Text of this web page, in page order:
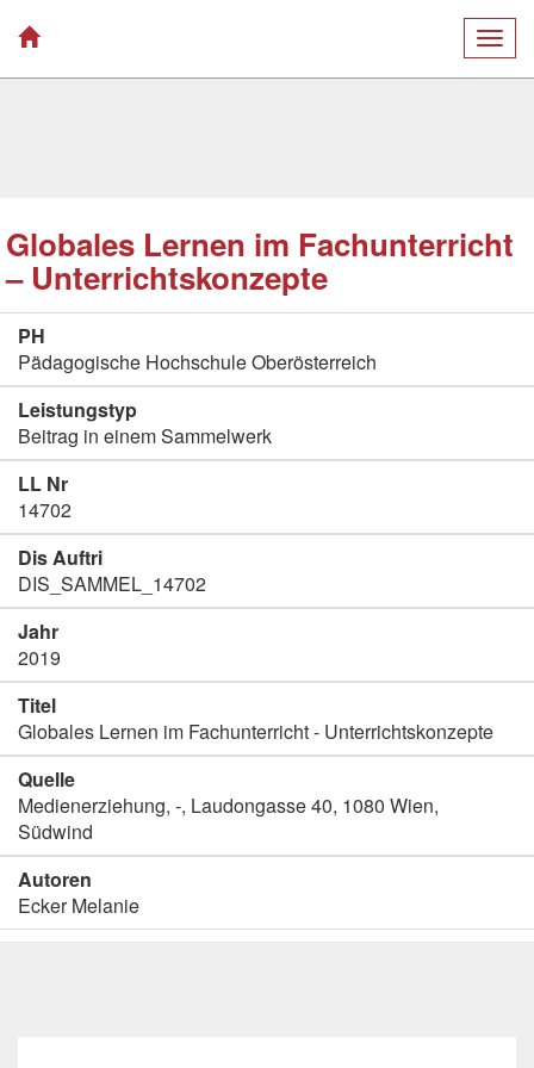
Globales Lernen im Fachunterricht
– Unterrichtskonzepte
PH
Pädagogische Hochschule Oberösterreich
Leistungstyp
Beitrag in einem Sammelwerk
LL Nr
14702
Dis Auftri
DIS_SAMMEL_14702
Jahr
2019
Titel
Globales Lernen im Fachunterricht - Unterrichtskonzepte
Quelle
Medienerziehung, -, Laudongasse 40, 1080 Wien,
Südwind
Autoren
Ecker Melanie